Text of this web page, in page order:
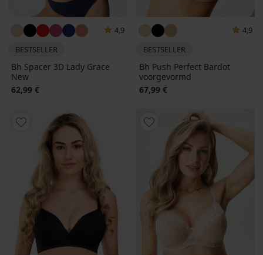
4,9
BESTSELLER
Bh Spacer 3D Lady Grace
New
62,99 €
4,9
BESTSELLER
Bh Push Perfect Bardot
voorgevormd
67,99 €